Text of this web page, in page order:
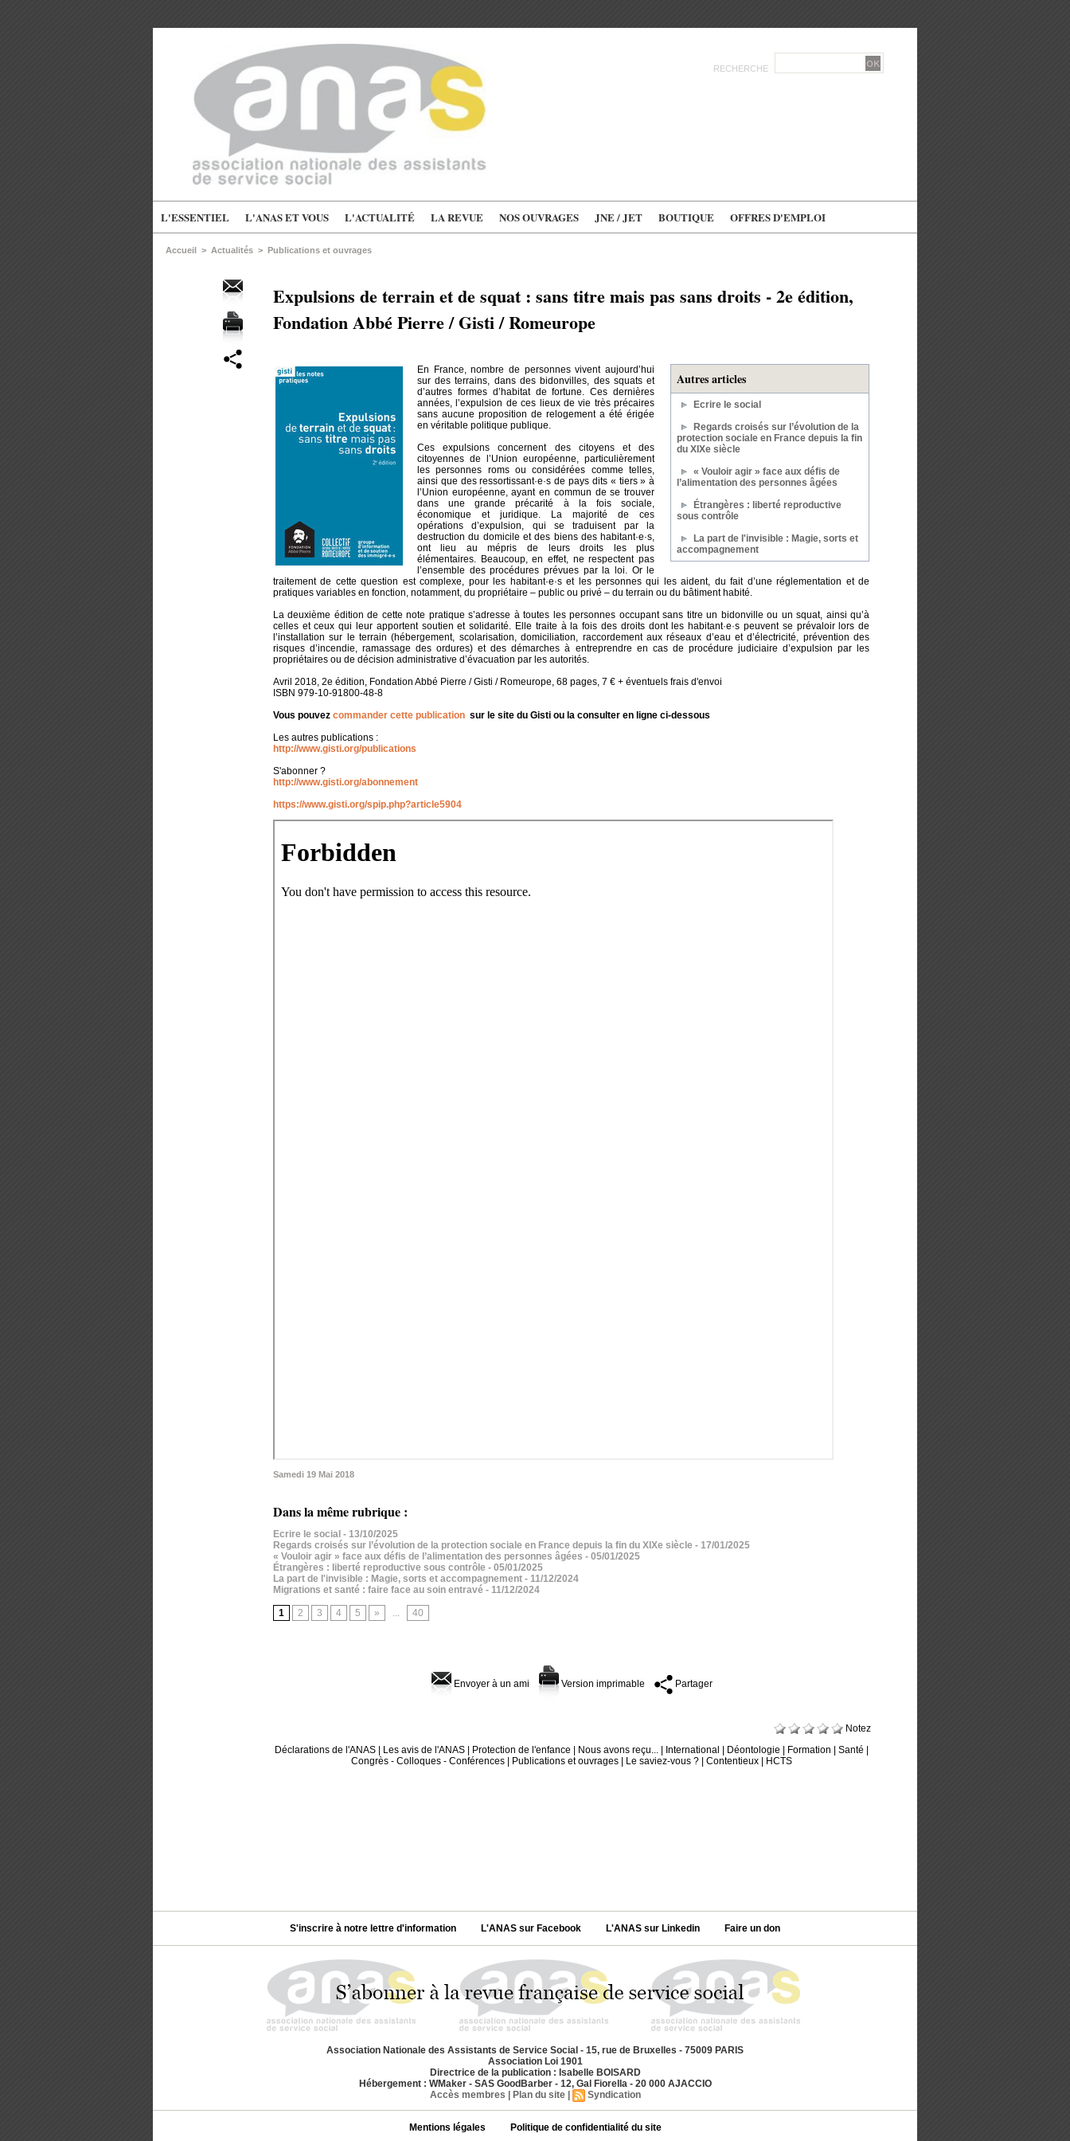
RECHERCHE
L'ESSENTIEL L'ANAS ET VOUS L'ACTUALITÉ LA REVUE NOS OUVRAGES JNE / JET BOUTIQUE OFFRES D'EMPLOI
Accueil > Actualités > Publications et ouvrages
Expulsions de terrain et de squat : sans titre mais pas sans droits - 2e édition,
Fondation Abbé Pierre / Gisti / Romeurope
Autres articles
Ecrire le social
Regards croisés sur l’évolution de la
protection sociale en France depuis la fin
du XIXe siècle
« Vouloir agir » face aux défis de
l’alimentation des personnes âgées
Étrangères : liberté reproductive
sous contrôle
La part de l'invisible : Magie, sorts et
accompagnement
En France, nombre de personnes vivent aujourd’hui
sur des terrains, dans des bidonvilles, des squats et
d’autres formes d’habitat de fortune. Ces dernières
années, l’expulsion de ces lieux de vie très précaires
sans aucune proposition de relogement a été érigée
en véritable politique publique.
Ces expulsions concernent des citoyens et des
citoyennes de l’Union européenne, particulièrement
les personnes roms ou considérées comme telles,
ainsi que des ressortissant·e·s de pays dits « tiers » à
l’Union européenne, ayant en commun de se trouver
dans une grande précarité à la fois sociale,
économique et juridique. La majorité de ces
opérations d’expulsion, qui se traduisent par la
destruction du domicile et des biens des habitant·e·s,
ont lieu au mépris de leurs droits les plus
élémentaires. Beaucoup, en effet, ne respectent pas
l’ensemble des procédures prévues par la loi. Or le
traitement de cette question est complexe, pour les habitant·e·s et les personnes qui les aident, du fait d’une réglementation et de
pratiques variables en fonction, notamment, du propriétaire – public ou privé – du terrain ou du bâtiment habité.
La deuxième édition de cette note pratique s’adresse à toutes les personnes occupant sans titre un bidonville ou un squat, ainsi qu’à
celles et ceux qui leur apportent soutien et solidarité. Elle traite à la fois des droits dont les habitant·e·s peuvent se prévaloir lors de
l’installation sur le terrain (hébergement, scolarisation, domiciliation, raccordement aux réseaux d’eau et d’électricité, prévention des
risques d’incendie, ramassage des ordures) et des démarches à entreprendre en cas de procédure judiciaire d’expulsion par les
propriétaires ou de décision administrative d’évacuation par les autorités.
Avril 2018, 2e édition, Fondation Abbé Pierre / Gisti / Romeurope, 68 pages, 7 € + éventuels frais d'envoi
ISBN 979-10-91800-48-8
Vous pouvez commander cette publicationsur le site du Gisti ou la consulter en ligne ci-dessous
Les autres publications :
http://www.gisti.org/publications
S'abonner ?
http://www.gisti.org/abonnement
https://www.gisti.org/spip.php?article5904
Samedi 19 Mai 2018
Dans la même rubrique :
Ecrire le social - 13/10/2025
Regards croisés sur l’évolution de la protection sociale en France depuis la fin du XIXe siècle - 17/01/2025
« Vouloir agir » face aux défis de l’alimentation des personnes âgées - 05/01/2025
Étrangères : liberté reproductive sous contrôle - 05/01/2025
La part de l'invisible : Magie, sorts et accompagnement - 11/12/2024
Migrations et santé : faire face au soin entravé - 11/12/2024
1 2 3 4 5 » ... 40
Envoyer à un ami Version imprimable Partager
Notez
Déclarations de l'ANAS
Les avis de l'ANAS Protection de l'enfance Nous avons reçu... International Déontologie Formation |Santé
Congrès - Colloques - Conférences
Publications et ouvrages Le saviez-vous ? |Contentieux HCTS
S'inscrire à notre lettre d'information L'ANAS sur Facebook L'ANAS sur Linkedin Faire un don
Association Nationale des Assistants de Service Social - 15, rue de Bruxelles - 75009 PARIS
Association Loi 1901
Directrice de la publication : Isabelle BOISARD
Hébergement : WMaker - SAS GoodBarber - 12, Gal Fiorella - 20 000 AJACCIO
Accès membres
Plan du site Syndication
Mentions légales Politique de confidentialité du site